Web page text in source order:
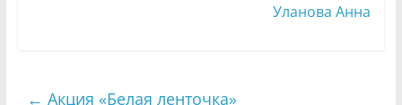
Уланова Анна
← Акция «Белая ленточка»